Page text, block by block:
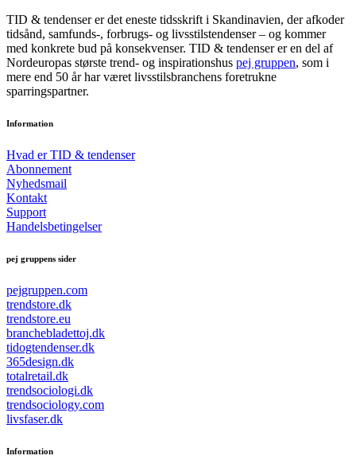
TID & tendenser er det eneste tidsskrift i Skandinavien, der afkoder
tidsånd, samfunds-, forbrugs- og livsstilstendenser – og kommer
med konkrete bud på konsekvenser. TID & tendenser er en del af
Nordeuropas største trend- og inspirationshus pej gruppen, som i
mere end 50 år har været livsstilsbranchens foretrukne
sparringspartner.
Information
Hvad er TID & tendenser
Abonnement
Nyhedsmail
Kontakt
Support
Handelsbetingelser
pej gruppens sider
pejgruppen.com
trendstore.dk
trendstore.eu
branchebladettoj.dk
tidogtendenser.dk
365design.dk
totalretail.dk
trendsociologi.dk
trendsociology.com
livsfaser.dk
Information